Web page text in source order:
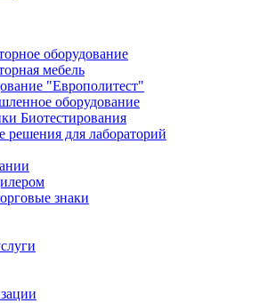
оборудование
мебель
"Европолитест"
оборудование
Биотестирования
решения для лабораторий
знаки